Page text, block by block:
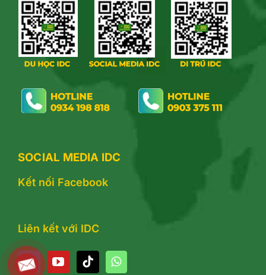
SOCIAL MEDIA IDC
Kết nối Facebook
Liên kết với IDC